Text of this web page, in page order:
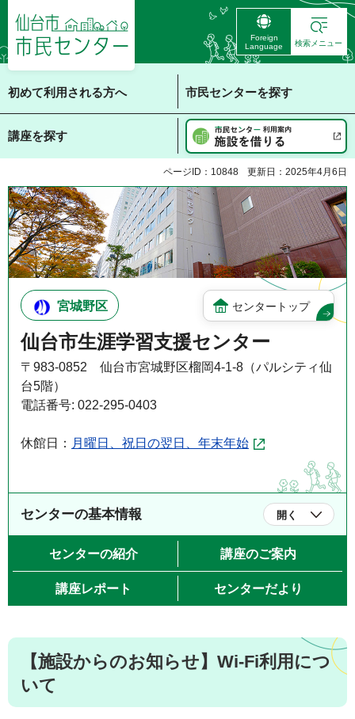
仙台市 市民センタ
ー
Foreign
Language
検索メニュー
初めて利用される方へ 市民センターを探す
講座を探す
ページID：10848 更新日：2025年4月6日
宮城野区 センタートップ
仙台市生涯学習支援センター
〒983-0852 仙台市宮城野区榴岡4-1-8（パルシティ仙
台5階）
電話番号: 022-295-0403
休館日： 月曜日、祝日の翌日、年末年始
センターの基本情報 開く
センターの紹介 講座のご案内
講座レポート センターだより
【施設からのお知らせ】Wi-Fi利用につ
いて